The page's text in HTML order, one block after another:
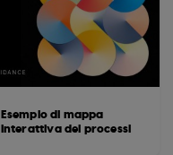
Esempio di mappa
interattiva dei processi